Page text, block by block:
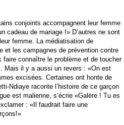
conjoints accompagnent leur femme
cadeau de mariage !» D’autres ne sont
femme. La médiatisation de
et les campagnes de prévention contre
faire connaître le problème et de toucher
Mais il y a aussi un revers : «On est
excisées. Certaines ont honte de
Ndiaye raconte l’histoire de ce garçon
est malienne, s’écrie «Galère ! Tu es
: «Il faudrait faire une